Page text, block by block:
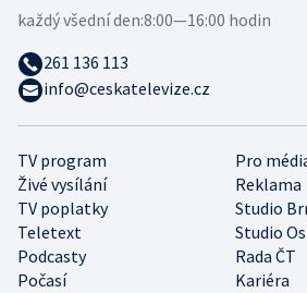
TV program
Pro
Živé vysílání
Reklama
TV poplatky
Studio
Teletext
Studio
Podcasty
Rada ČT
Počasí
Kariéra
každý všední den:8:00—16:00 hodin
261 136 113
info@ceskatelevize.cz